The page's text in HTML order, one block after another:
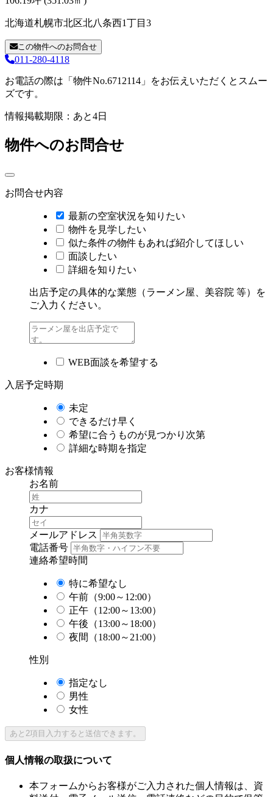
北海道札幌市北区北八条西1丁目3
この物件へのお問合せ
011-280-4118
お電話の際は「物件No.6712114」をお伝えいただくとスムー
ズです。
情報掲載期限：あと4日
物件へのお問合せ
お問合せ内容
最新の空室状況を知りたい
物件を見学したい
似た条件の物件もあれば紹介してほしい
面談したい
詳細を知りたい
出店予定の具体的な業態（ラーメン屋、美容院 等）を
ご入力ください。
WEB面談を希望する
入居予定時期
未定
できるだけ早く
希望に合うものが見つかり次第
詳細な時期を指定
お客様情報
お名前
カナ
メールアドレス
電話番号
連絡希望時間
特に希望なし
午前（9:00～12:00）
正午（12:00～13:00）
午後（13:00～18:00）
夜間（18:00～21:00）
性別
指定なし
男性
女性
あと 2項目入力すると送信できます。
個人情報の取扱について
本フォームからお客様がご入力された個人情報は、資